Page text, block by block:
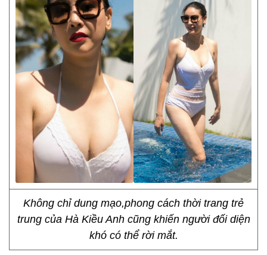
Không chỉ dung mạo,phong cách thời trang trẻ
trung của Hà Kiều Anh cũng khiến người đối diện
khó có thể rời mắt.